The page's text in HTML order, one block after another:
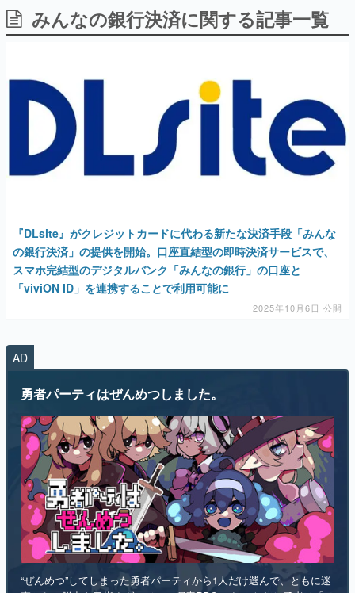
日本のモバイルゲーム史における主要なトピック・タイト
ルを網羅するほか、開発者へのインタビューや識者による
解説を掲載。約20年の歴史が一望できる決定版！
一先生によるゲーム業界レポートマンガです。
なんでゲームは面白い？
ゲーム開発者・hamatsu氏がゲームの魅力を画面や操作の
具体的な形から解き明かしていく、硬派で骨太な評論連載
です。
カテゴリ
特集記事
女性向け
アプリレビュー
その他
電ファミニコゲーマーとは？
運営：株式会社マレ
『DLsite』がクレジットカードに代わる新たな決済手段「みんな
「viviON ID」を連携することで利用可能に
2025年10月6日 公開
“ぜんめつ”してしまった勇者パーティから1人だけ選んで、ともに迷
宮からの脱出を目指すダンジョン探索RPGです。 ただし勇者は「は
い/いいえ」しか喋れず、魔法使いは魔法が使えず、戦士は可愛らし
い人形になっていて、僧侶は██を崇拝しています。誰を救うのかを
選ぶのは、あなたです。